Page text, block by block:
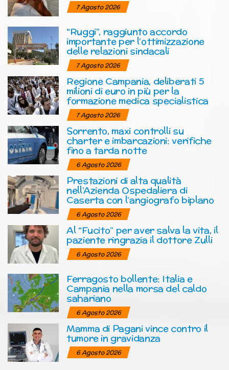
7 Agosto 2026
“Ruggi”, raggiunto accordo
importante per l’ottimizzazione
delle relazioni sindacali
7 Agosto 2026
Regione Campania, deliberati 5
milioni di euro in più per la
formazione medica specialistica
7 Agosto 2026
Sorrento, maxi controlli su
charter e imbarcazioni: verifiche
fino a tarda notte
6 Agosto 2026
Prestazioni di alta qualità
nell’Azienda Ospedaliera di
Caserta con l’angiografo biplano
6 Agosto 2026
Al “Fucito” per aver salva la vita, il
paziente ringrazia il dottore Zulli
6 Agosto 2026
Ferragosto bollente: Italia e
Campania nella morsa del caldo
sahariano
6 Agosto 2026
Mamma di Pagani vince contro il
tumore in gravidanza
6 Agosto 2026